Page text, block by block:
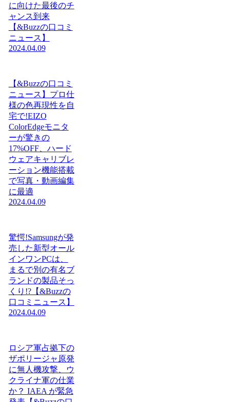
に向けた最後のチ
ャンス到来
【&Buzzの口コミ
ニュース】
2024.04.09
【&Buzzの口コミ
ニュース】プロ仕
様の色再現性を自
宅で!EIZO
ColorEdgeモニタ
ーが驚きの
17%OFF、ハード
ウェアキャリブレ
ーション機能搭載
で写真・動画編集
に最適
2024.04.09
驚愕!Samsungが発
売した新型オール
インワンPCは、
まるで別の有名ブ
ランドの製品そっ
くり!?【&Buzzの
口コミニュース】
2024.04.09
ロシア軍占拠下の
ザポリージャ原発
に無人機攻撃、ウ
クライナ軍の仕業
か？ IAEA が緊急